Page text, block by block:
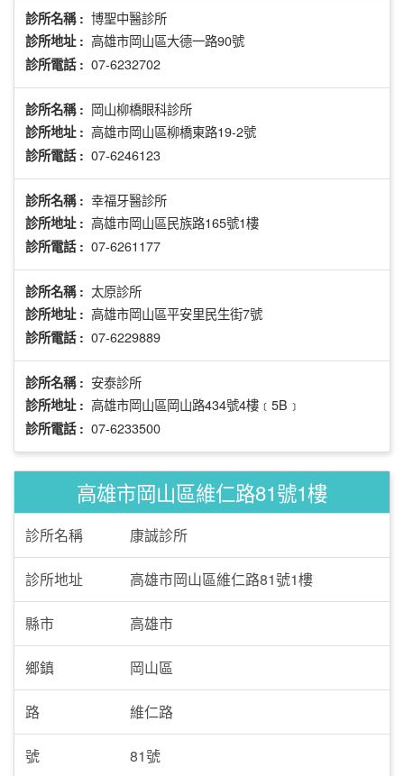
診所名稱 : 博聖中醫診所
診所地址 : 高雄市岡山區大德一路90號
診所電話 : 07-6232702
診所名稱 : 岡山柳橋眼科診所
診所地址 : 高雄市岡山區柳橋東路19-2號
診所電話 : 07-6246123
診所名稱 : 幸福牙醫診所
診所地址 : 高雄市岡山區民族路165號1樓
診所電話 : 07-6261177
診所名稱 : 太原診所
診所地址 : 高雄市岡山區平安里民生街7號
診所電話 : 07-6229889
診所名稱 : 安泰診所
診所地址 : 高雄市岡山區岡山路434號4樓﹝5B﹞
診所電話 : 07-6233500
高雄市岡山區維仁路81號1樓
診所名稱 康誠診所
診所地址 高雄市岡山區維仁路81號1樓
縣市 高雄市
鄉鎮 岡山區
路 維仁路
號 81號